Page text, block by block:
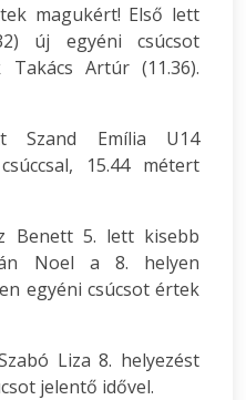
magukért! Első lett
új egyéni csúcsot
Artúr (11.36).
Szand Emília U14
15.44 métert
Benett 5. lett kisebb
Noel a 8. helyen
egyéni csúcsot értek
Liza 8. helyezést
jelentő idővel.